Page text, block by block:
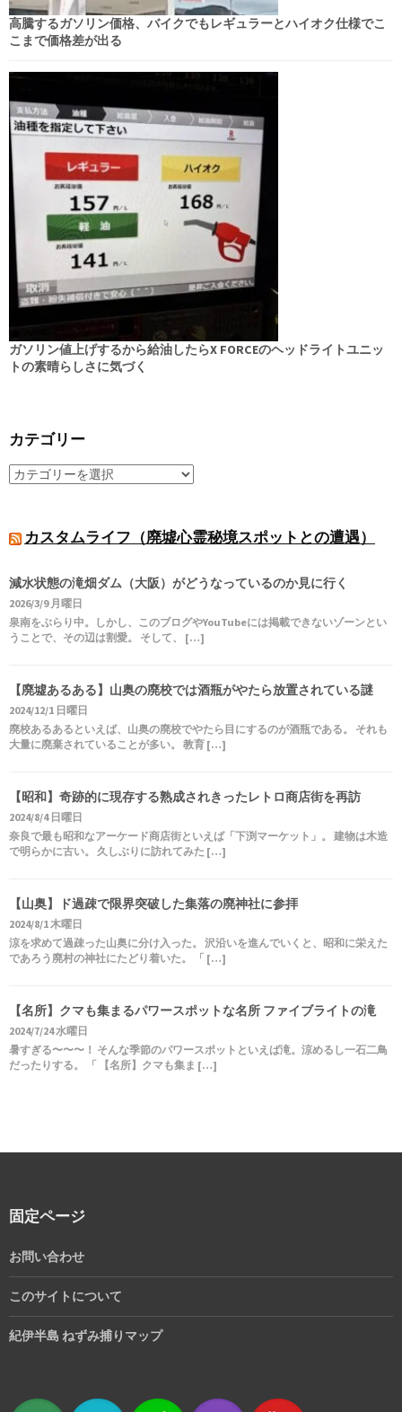
高騰するガソリン価格、バイクでもレギュラーとハイオク仕様でこ
こまで価格差が出る
ガソリン値上げするから給油したらX FORCEのヘッドライトユニッ
トの素晴らしさに気づく
カテゴリー
カスタムライフ（廃墟心霊秘境スポットとの遭遇）
減水状態の滝畑ダム（大阪）がどうなっているのか見に行く
2026/3/9 月曜日
泉南をぶらり中。しかし、このブログやYouTubeには掲載できないゾーンとい
うことで、その辺は割愛。 そして、 […]
【廃墟あるある】山奥の廃校では酒瓶がやたら放置されている謎
2024/12/1 日曜日
廃校あるあるといえば、山奥の廃校でやたら目にするのが酒瓶である。 それも
大量に廃棄されていることが多い。 教育 […]
【昭和】奇跡的に現存する熟成されきったレトロ商店街を再訪
2024/8/4 日曜日
奈良で最も昭和なアーケード商店街といえば「下渕マーケット」。 建物は木造
で明らかに古い。 久しぶりに訪れてみた […]
【山奥】ド過疎で限界突破した集落の廃神社に参拝
2024/8/1 木曜日
涼を求めて過疎った山奥に分け入った。 沢沿いを進んでいくと、昭和に栄えた
であろう廃村の神社にたどり着いた。 「 […]
【名所】クマも集まるパワースポットな名所 ファイブライトの滝
2024/7/24 水曜日
暑すぎる〜〜〜！ そんな季節のパワースポットといえば滝。涼めるし一石二鳥
だったりする。 「 【名所】クマも集ま […]
固定ページ
お問い合わせ
このサイトについて
紀伊半島 ねずみ捕りマップ